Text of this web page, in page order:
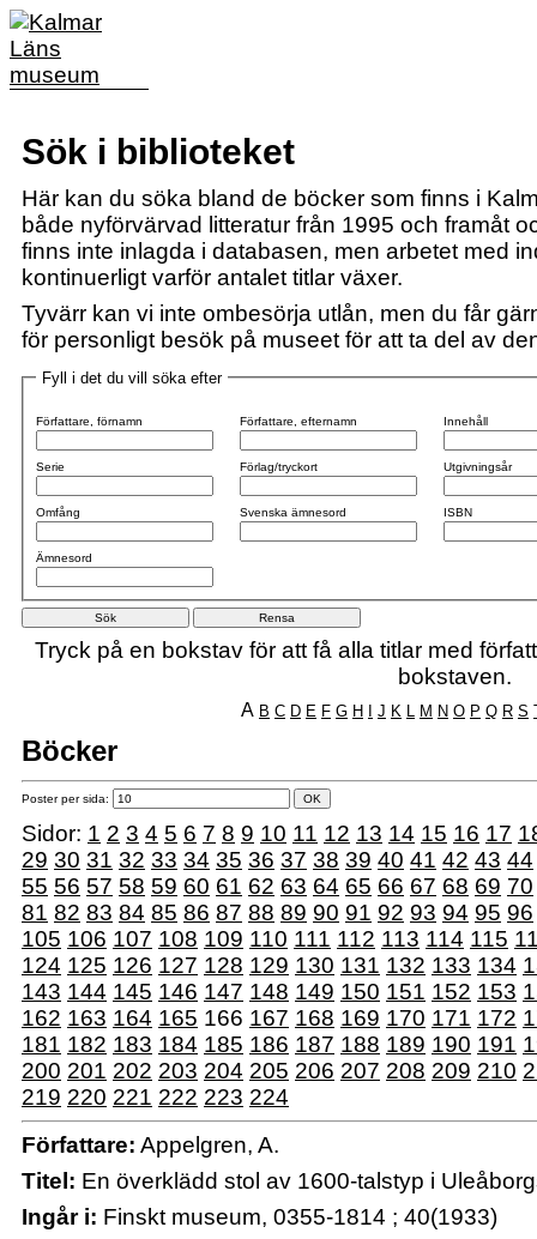
Sök i biblioteket
Här kan du söka bland de böcker som finns i
både nyförvärvad litteratur från 1995 och framåt
finns inte inlagda i databasen, men arbetet med
kontinuerligt varför antalet titlar växer.
Tyvärr kan vi inte ombesörja utlån, men du får
för personligt besök på museet för att ta del av
Fyll i det du vill söka efter
Författare, förnamn
Serie
Omfång
Ämnesord
Författare, efternamn
Förlag/tryckort
Svenska ämnesord
Innehåll
Utgivningsår
ISBN
Tryck på en bokstav för att få alla titlar med
bokstaven.
A B C D E F G H I J K L M N O P Q R S
Böcker
Poster per sida:
Sidor: 1 2 3 4 5 6 7 8 9 10 11 12 13 14 15 16 17
29 30 31 32 33 34 35 36 37 38 39 40 41 42 43 44
55 56 57 58 59 60 61 62 63 64 65 66 67 68 69 70
81 82 83 84 85 86 87 88 89 90 91 92 93 94 95 96
105 106 107 108 109 110 111 112 113 114 115
124 125 126 127 128 129 130 131 132 133 134
143 144 145 146 147 148 149 150 151 152 153
162 163 164 165 166 167 168 169 170 171 172
181 182 183 184 185 186 187 188 189 190 191
200 201 202 203 204 205 206 207 208 209 210
219 220 221 222 223 224
Författare: Appelgren, A.
Titel: En överklädd stol av 1600-talstyp i
Ingår i: Finskt museum, 0355-1814 ; 40(1933)